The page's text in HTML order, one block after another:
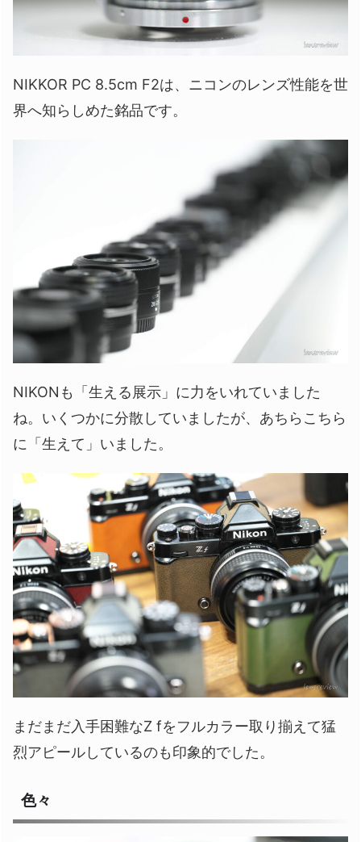
NIKKOR PC 8.5cm F2は、ニコンのレンズ性能を世
界へ知らしめた銘品です。
NIKONも「生える展示」に力をいれていました
ね。いくつかに分散していましたが、あちらこちら
に「生えて」いました。
まだまだ入手困難なZ fをフルカラー取り揃えて猛
烈アピールしているのも印象的でした。
色々